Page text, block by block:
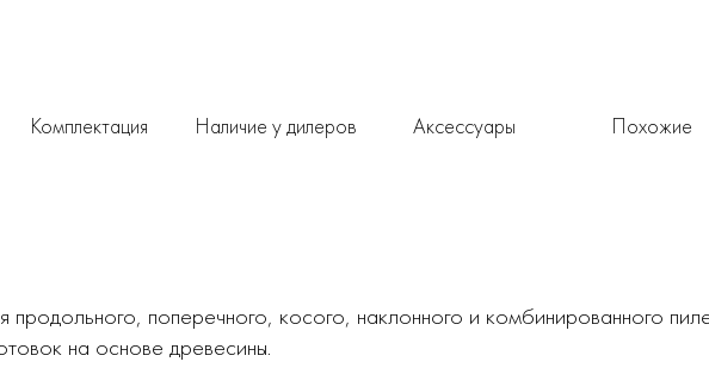
Комплектация Наличие у дилеров Аксессуары Похожие
поперечного, косого, наклонного и комбинированного
на основе древесины.